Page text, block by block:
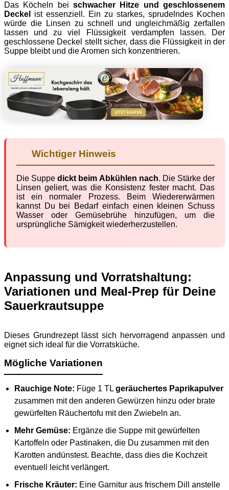
Das Köcheln bei schwacher Hitze und geschlossenem
Deckel
ist essenziell. Ein zu starkes, sprudelndes Kochen
würde die Linsen zu schnell und ungleichmäßig zerfallen
lassen und zu viel Flüssigkeit verdampfen lassen. Der
geschlossene Deckel stellt sicher, dass die Flüssigkeit in der
Suppe bleibt und die Aromen sich konzentrieren.
Wichtiger Hinweis
Die Suppedickt beim Abkühlen nach. Die Stärke der
Linsen geliert, was die Konsistenz fester macht. Das
ist ein normaler Prozess. Beim Wiedererwärmen
kannst Du bei Bedarf einfach einen kleinen Schuss
Wasser oder Gemüsebrühe hinzufügen, um die
ursprüngliche Sämigkeit wiederherzustellen.
Anpassung und Vorratshaltung:
Variationen und Meal-Prep für Deine
Sauerkrautsuppe
Dieses Grundrezept lässt sich hervorragend anpassen und
eignet sich ideal für die Vorratsküche.
Mögliche Variationen
Rauchige Note: Füge 1 TLgeräuchertes Paprikapulver
zusammen mit den anderen Gewürzen hinzu oder brate
gewürfelten Räuchertofu mit den Zwiebeln an.
Mehr Gemüse: Ergänze die Suppe mit gewürfelten
Kartoffeln oder Pastinaken, die Du zusammen mit den
Karotten andünstest. Beachte, dass dies die Kochzeit
eventuell leicht verlängert.
Frische Kräuter: Eine Garnitur aus frischem Dill anstelle